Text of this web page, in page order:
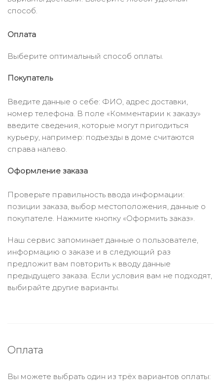
способ.
Оплата
Выберите оптимальный способ оплаты.
Покупатель
Введите данные о себе: ФИО, адрес доставки,
номер телефона. В поле «Комментарии к заказу»
введите сведения, которые могут пригодиться
курьеру, например: подъезды в доме считаются
справа налево.
Оформление заказа
Проверьте правильность ввода информации:
позиции заказа, выбор местоположения, данные о
покупателе. Нажмите кнопку «Оформить заказ».
Наш сервис запоминает данные о пользователе,
информацию о заказе и в следующий раз
предложит вам повторить к вводу данные
предыдущего заказа. Если условия вам не подходят,
выбирайте другие варианты.
Оплата
Вы можете выбрать один из трёх вариантов оплаты: